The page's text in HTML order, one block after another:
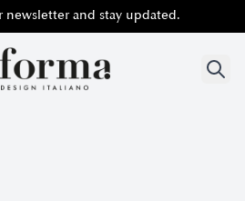
newsletter and stay updated.
newsletter and stay updated.